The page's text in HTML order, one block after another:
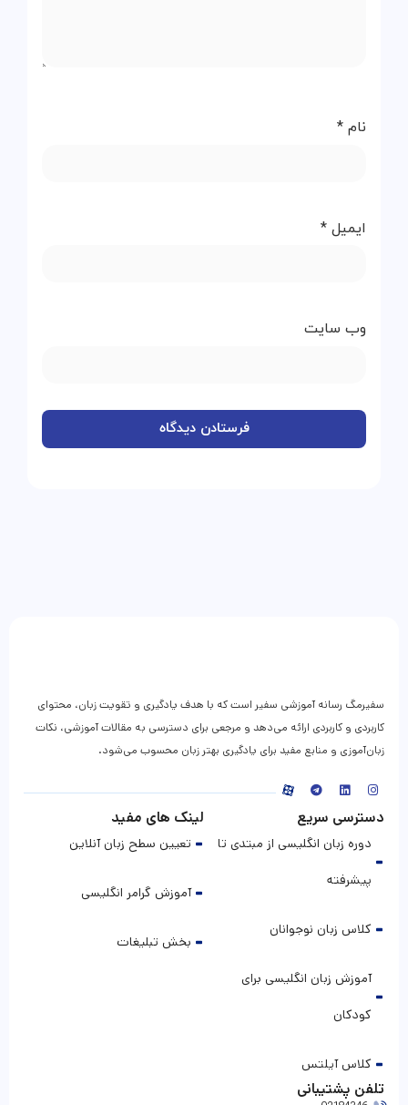
نام *
ایمیل *
وب‌ سایت
سفیرمگ رسانه آموزشی سفیر است که با هدف یادگیری و تقویت زبان، محتوای
کاربردی و کاربردی ارائه می‌دهد و مرجعی برای دسترسی به مقالات آموزشی، نکات
زبان‌آموزی و منابع مفید برای یادگیری بهتر زبان محسوب می‌شود.
دسترسی سریع
دوره زبان انگلیسی از مبتدی تا
پیشرفته
کلاس زبان نوجوانان
آموزش زبان انگلیسی برای
کودکان
کلاس آیلتس
لینک های مفید
تعیین سطح زبان آنلاین
آموزش گرامر انگلیسی
بخش تبلیغات
تلفن پشتیبانی